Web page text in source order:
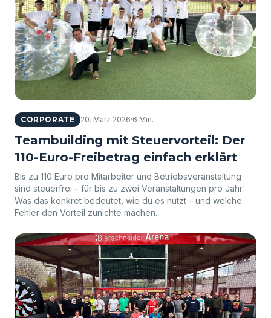
CORPORATE 20. März 2026·6 Min.
Teambuilding mit Steuervorteil: Der
110-Euro-Freibetrag einfach erklärt
Bis zu 110 Euro pro Mitarbeiter und Betriebsveranstaltung
sind steuerfrei – für bis zu zwei Veranstaltungen pro Jahr.
Was das konkret bedeutet, wie du es nutzt – und welche
Fehler den Vorteil zunichte machen.